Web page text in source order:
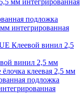
мм интегрированная
подложка
интегрированная
Клеевой винил 2,5
винил 2,5 мм
клеевая 2,5 мм
подложка